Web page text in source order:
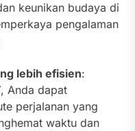
keunikan budaya di
pengalaman
lebih efisien:
Anda dapat
perjalanan yang
waktu dan